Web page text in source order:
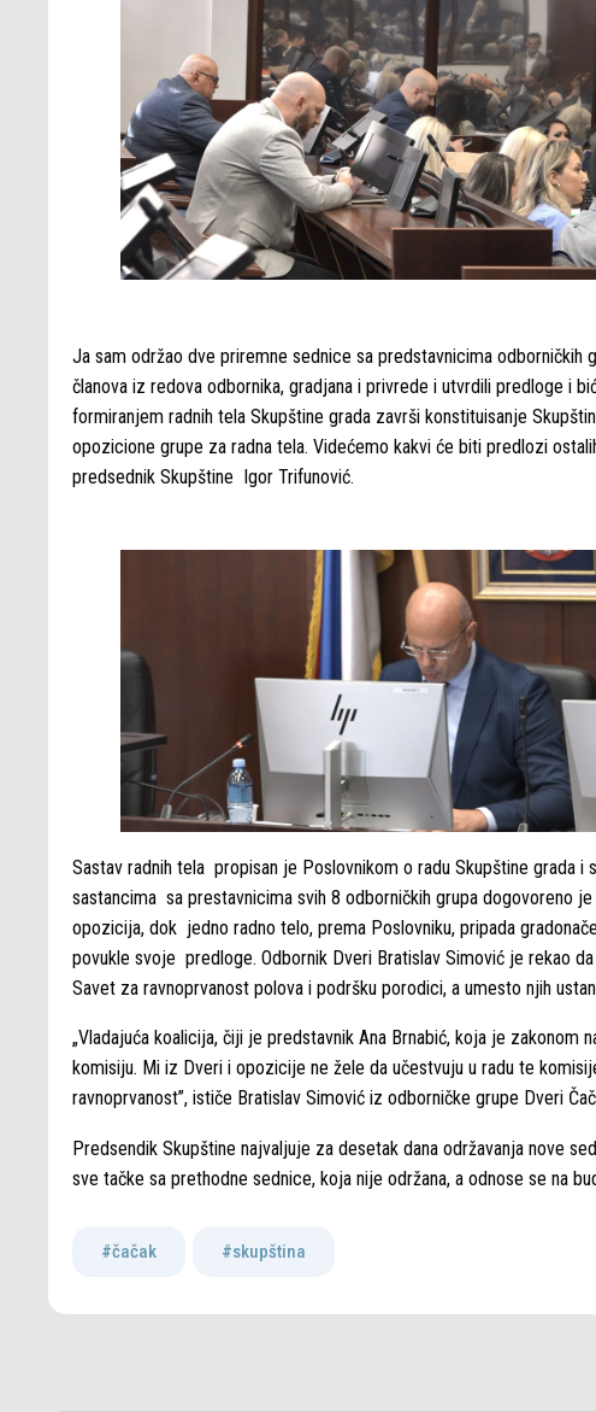
Ja sam održao dve priremne sednice sa predstavnicima
članova iz redova odbornika, gradjana i privrede i utvrdili predloge i
formiranjem radnih tela Skupštine grada završi konstituisanje
opozicione grupe za radna tela. Videćemo kakvi će biti predlozi
predsednik Skupštine Igor Trifunović.
Sastav radnih tela propisan je Poslovnikom o radu Skupštine grada
sastancima sa prestavnicima svih 8 odborničkih grupa dogovoreno
opozicija, dok jedno radno telo, prema Poslovniku, pripada
povukle svoje predloge. Odbornik Dveri Bratislav Simović je rekao
Savet za ravnoprvanost polova i podršku porodici, a umesto njih
„Vladajuća koalicija, čiji je predstavnik Ana Brnabić, koja je
komisiju. Mi iz Dveri i opozicije ne žele da učestvuju u radu te
ravnoprvanost”, ističe Bratislav Simović iz odborničke grupe Dveri
Predsendik Skupštine najvaljuje za desetak dana održavanja nove
sve tačke sa prethodne sednice, koja nije održana, a odnose se na
#čačak #skupština